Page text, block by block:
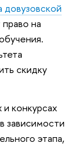
довузовской
на
скидку
конкурсах
зависимости
этапа,